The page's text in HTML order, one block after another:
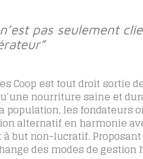
pas seulement
Coop est tout droit
nourriture saine et
population, les fondateurs
alternatif en harmonie
à but non-lucratif.
des modes de gestion